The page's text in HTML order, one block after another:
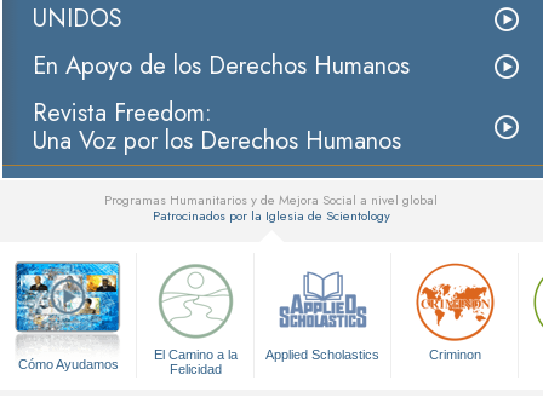
UNIDOS
En Apoyo de los Derechos Humanos
Revista Freedom:
Una Voz por los Derechos Humanos
Programas Humanitarios y de Mejora Social a nivel global
Patrocinados por la Iglesia de Scientology
Cómo Ayudamos
El Camino a la
Felicidad
Applied Scholastics Criminon